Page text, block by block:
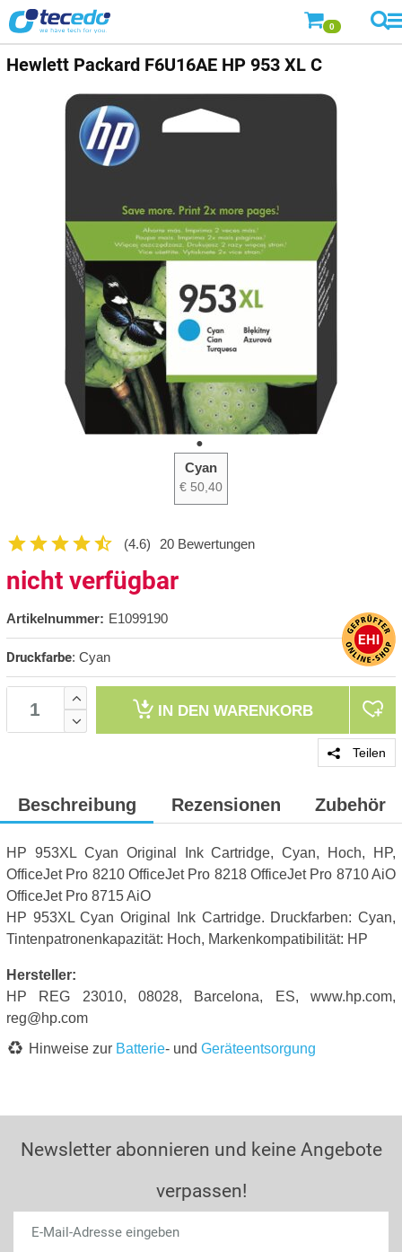
0
Hewlett Packard F6U16AE HP 953 XL C
Cyan
€ 50,40
(4.6) 20 Bewertungen
nicht verfügbar
Artikelnummer: E1099190
Druckfarbe: Cyan
IN DEN WARENKORB
Teilen
Beschreibung Rezensionen Zubehör
HP 953XL Cyan Original Ink Cartridge, Cyan, Hoch, HP,
OfficeJet Pro 8210 OfficeJet Pro 8218 OfficeJet Pro 8710 AiO
OfficeJet Pro 8715 AiO
HP 953XL Cyan Original Ink Cartridge. Druckfarben: Cyan,
Tintenpatronenkapazität: Hoch, Markenkompatibilität: HP
Hersteller:
HP REG 23010, 08028, Barcelona, ES, www.hp.com,
reg@hp.com
Hinweise zur Batterie- und Geräteentsorgung
Newsletter abonnieren und keine Angebote
verpassen!